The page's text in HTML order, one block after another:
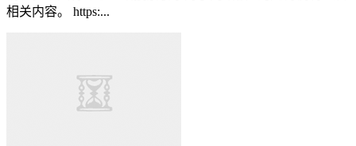
相关内容。 https:...